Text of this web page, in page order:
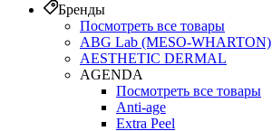
Бренды
Посмотреть все товары
ABG Lab (MESO-WHARTON)
AESTHETIC DERMAL
AGENDA
Посмотреть все товары
Anti-age
Extra Peel